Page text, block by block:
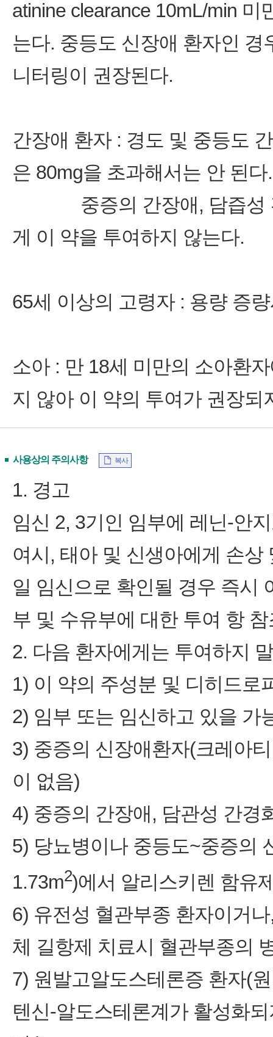
atinine clearance 10mL/min
는다. 중등도 신장애 환자인
니터링이 권장된다.
간장애 환자 : 경도 및 중등도
은 80mg을 초과해서는 안 된
중증의 간장애, 담즙성 간
게 이 약을 투여하지 않는다.
65세 이상의 고령자 : 용량 증
소아 : 만 18세 미만의 소아환
지 않아 이 약의 투여가 권장
사용상의 주의사항 복사
1. 경고
임신 2, 3기인 임부에 레닌-안
여시, 태아 및 신생아에게 손
일 임신으로 확인될 경우 즉시
부 및 수유부에 대한 투여 항 참
2. 다음 환자에게는 투여하지
1) 이 약의 주성분 및 디히드로
2) 임부 또는 임신하고 있을 가
3) 중증의 신장애환자(크레아
이 없음)
4) 중증의 간장애, 담관성 간경
5) 당뇨병이나 중등도~중증의
1.73m2)에서 알리스키렌 함유
6) 유전성 혈관부종 환자이거
체 길항제 치료시 혈관부종의
7) 원발고알도스테론증 환자(
텐신-알도스테론계가 활성화